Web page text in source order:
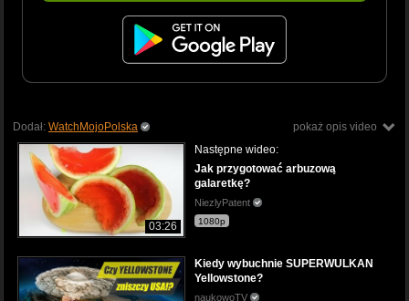
pokaż opis video
Dodał: WatchMojoPolska
03:26
Następne wideo:
Jak przygotować arbuzową
galaretkę?
NiezlyPatent
1080p
Kiedy wybuchnie SUPERWULKAN
Yellowstone?
naukowoTV